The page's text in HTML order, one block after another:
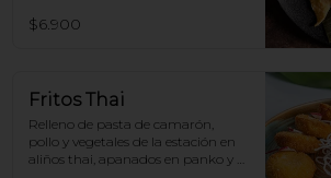
$6.900
Fritos Thai
Relleno de pasta de camarón,
pollo y vegetales de la estación en
aliños thai, apanados en panko y